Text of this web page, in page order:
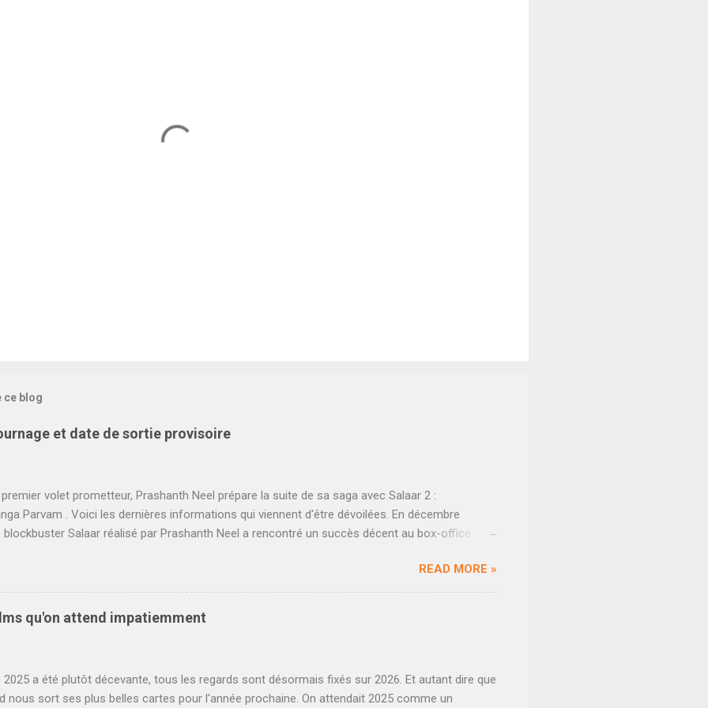
ce blog
et date de sortie provisoire
volet prometteur, Prashanth Neel prépare la suite de sa saga avec Salaar 2 :
Parvam . Voici les dernières informations qui viennent d'être dévoilées. En décembre
blockbuster Salaar réalisé par Prashanth Neel a rencontré un succès décent au box-office
face à Shahrukh Khan et Dunki , le film a cependant posé les bases pour une suite qui voit
en grand et rêve de faire mieux. On savait que plusieurs séquences avaient déjà été tournée
temps que le premier volet pour Salaar 2 , cependant il fallait encore attendre la reprise
tournage. Dans un article publié cette semaine, on apprend ainsi que le tournage de Salaar 2 :
READ MORE »
qu'on attend impatiemment
2025 a été plutôt décevante, tous les regards sont désormais fixés sur 2026. Et autant dire que
nous sort ses plus belles cartes pour l'année prochaine. On attendait 2025 comme un